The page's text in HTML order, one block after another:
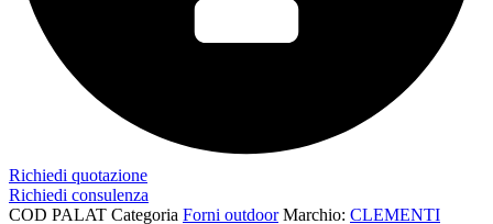
Richiedi quotazione
Richiedi consulenza
COD PALAT Categoria Forni outdoor Marchio: CLEMENTI